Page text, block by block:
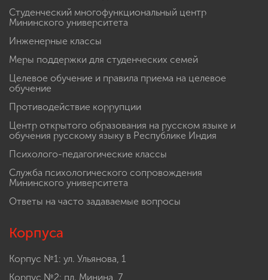
Студенческий многофункциональный центр
Мининского университета
Инженерные классы
Меры поддержки для студенческих семей
Целевое обучение и правила приема на целевое
обучение
Противодействие коррупции
Центр открытого образования на русском языке и
обучения русскому языку в Республике Индия
Психолого-педагогические классы
Служба психологического сопровождения
Мининского университета
Ответы на часто задаваемые вопросы
Корпуса
Корпус №1: ул. Ульянова, 1
Корпус №2: пл. Минина, 7